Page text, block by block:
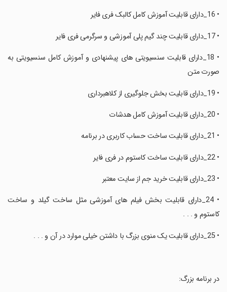
‏• 16_دارای قابلیت آموزش کامل کالبک فری فایر
‏• 17_دارای قابلیت چند گیم پلی آموزشی و سرگرمی فری فایر
‏• 18_دارای قابلیت سنسیویتی های پیشنهادی و آموزش کامل سنسیویتی به
صورت متن
‏• 19_دارای قابلیت بخش جلوگیری از کلاهبرداری
‏• 20_دارای قابلیت آموزش کامل هدشات
‏• 21_دارای قابلیت ساخت حساب کاربری در برنامه
‏• 22_دارای قابلیت ساخت کاستوم در فری فایر
‏• 23_دارای قابلیت خرید جم از سایت معتبر
‏• 24_دارای قابلیت بخش فیلم های آموزشی مثل ساخت گیلد و ساخت
کاستوم و . . .
‏• 25_دارای قابلیت یک منوی بزرگ با داشتن خیلی موارد در آن و . . .
‏در برنامه بزرگ: